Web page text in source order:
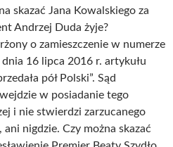
skazać Jana Kowalskiego za
Andrzej Duda żyje?
o zamieszczenie w numerze
16 lipca 2016 r. artykułu
pół Polski”. Sąd
w posiadanie tego
i nie stwierdzi zarzucanego
nigdzie. Czy można skazać